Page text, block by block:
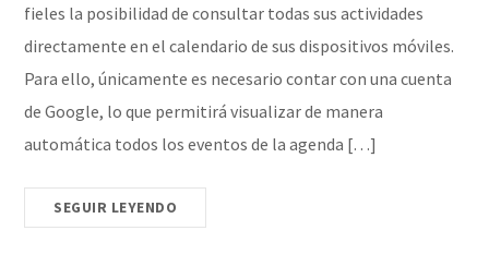
fieles la posibilidad de consultar todas sus actividades
directamente en el calendario de sus dispositivos móviles.
Para ello, únicamente es necesario contar con una cuenta
de Google, lo que permitirá visualizar de manera
automática todos los eventos de la agenda […]
SEGUIR LEYENDO